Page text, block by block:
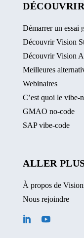
DÉCOUVRIR
Démarrer un essai
Découvrir Vision
Découvrir Vision
Meilleures
Webinaires
C’est quoi le vibe-
GMAO no-code
SAP vibe-code
ALLER
À propos de
Nous rejoindre